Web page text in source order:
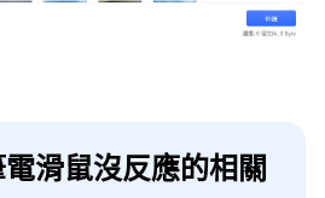
滑鼠沒反應的相關